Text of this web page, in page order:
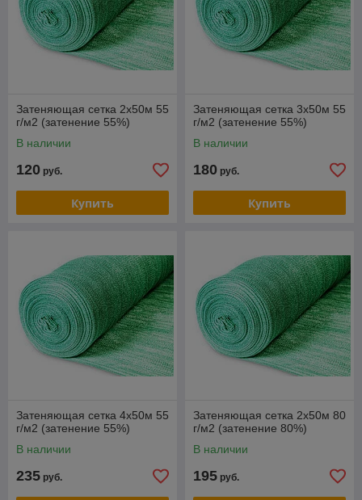
Затеняющая сетка 2х50м 55
г/м2 (затенение 55%)
В наличии
120 руб.
Купить
Затеняющая сетка 3х50м 55
г/м2 (затенение 55%)
В наличии
180 руб.
Купить
Затеняющая сетка 4х50м 55
г/м2 (затенение 55%)
В наличии
235 руб.
Затеняющая сетка 2х50м 80
г/м2 (затенение 80%)
В наличии
195 руб.